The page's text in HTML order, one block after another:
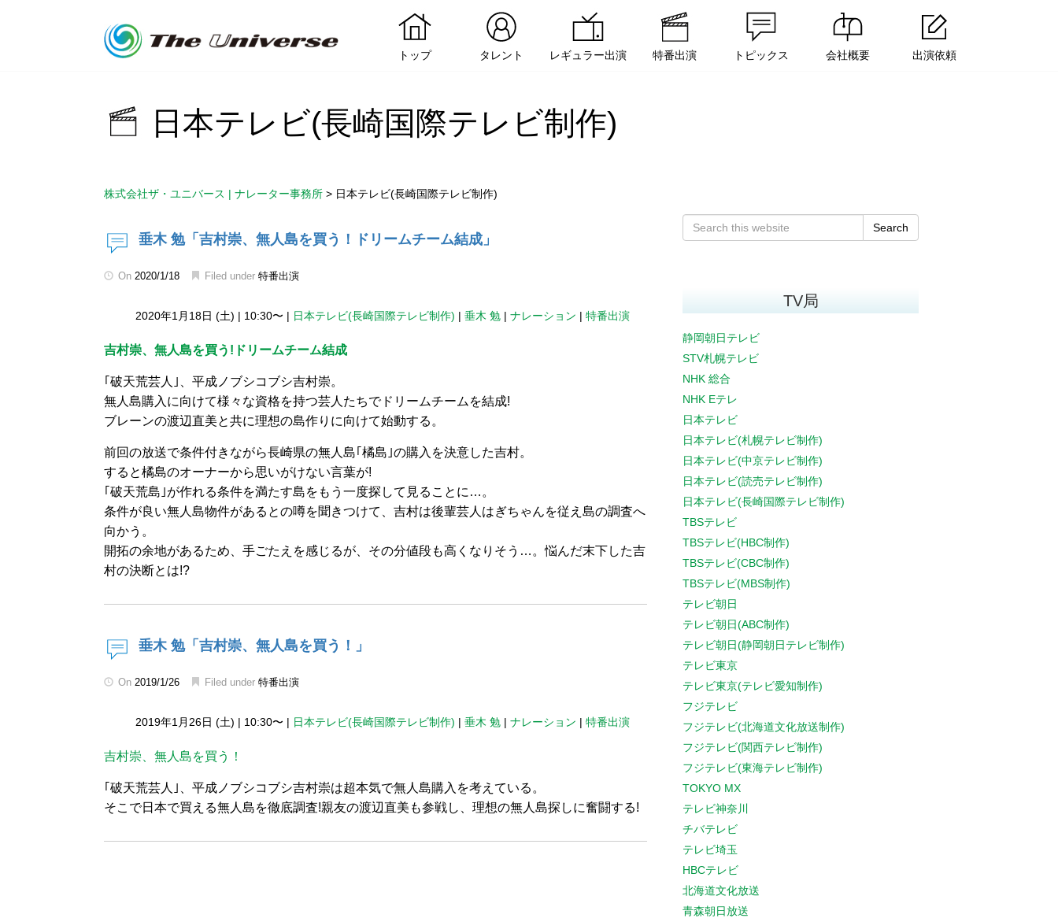
トップ タレント レギュラー出演 特番出演 トピックス 会社概要 出演依頼
日本テレビ(長崎国際テレビ制作)
株式会社ザ・ユニバース | ナレーター事務所 > 日本テレビ(長崎国際テレビ制作)
垂木 勉「吉村崇、無人島を買う！ドリームチーム結成」
On 2020/1/18 Filed under 特番出演
2020年1月18日 (土) | 10:30〜 | 日本テレビ(長崎国際テレビ制作) | 垂木 勉 | ナレーション | 特番出演
吉村崇、無人島を買う!ドリームチーム結成
｢破天荒芸人｣、平成ノブシコブシ吉村崇。
無人島購入に向けて様々な資格を持つ芸人たちでドリームチームを結成!
ブレーンの渡辺直美と共に理想の島作りに向けて始動する。
前回の放送で条件付きながら長崎県の無人島｢橘島｣の購入を決意した吉村。
すると橘島のオーナーから思いがけない言葉が!
｢破天荒島｣が作れる条件を満たす島をもう一度探して見ることに…。
条件が良い無人島物件があるとの噂を聞きつけて、吉村は後輩芸人はぎちゃんを従え島の調査へ
向かう。
開拓の余地があるため、手ごたえを感じるが、その分値段も高くなりそう…。悩んだ末下した吉
村の決断とは!?
垂木 勉「吉村崇、無人島を買う！」
On 2019/1/26 Filed under 特番出演
2019年1月26日 (土) | 10:30〜 | 日本テレビ(長崎国際テレビ制作) | 垂木 勉 | ナレーション | 特番出演
吉村崇、無人島を買う！
｢破天荒芸人｣、平成ノブシコブシ吉村崇は超本気で無人島購入を考えている。
そこで日本で買える無人島を徹底調査!親友の渡辺直美も参戦し、理想の無人島探しに奮闘する!
Search
TV局
静岡朝日テレビ
STV札幌テレビ
NHK 総合
NHK Eテレ
日本テレビ
日本テレビ(札幌テレビ制作)
日本テレビ(中京テレビ制作)
日本テレビ(読売テレビ制作)
日本テレビ(長崎国際テレビ制作)
TBSテレビ
TBSテレビ(HBC制作)
TBSテレビ(CBC制作)
TBSテレビ(MBS制作)
テレビ朝日
テレビ朝日(ABC制作)
テレビ朝日(静岡朝日テレビ制作)
テレビ東京
テレビ東京(テレビ愛知制作)
フジテレビ
フジテレビ(北海道文化放送制作)
フジテレビ(関西テレビ制作)
フジテレビ(東海テレビ制作)
TOKYO MX
テレビ神奈川
チバテレビ
テレビ埼玉
HBCテレビ
北海道文化放送
青森朝日放送